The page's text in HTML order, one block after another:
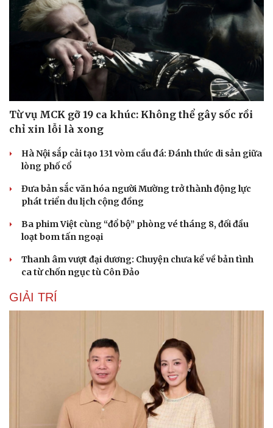
Podcast
Câu chuyện thời sự
Đọc truyện đêm khuya
Cửa sổ tình yêu
Kể chuyện cho bé
Từ vụ MCK gỡ 19 ca khúc: Không thể gây sốc rồi
chỉ xin lỗi là xong
Hà Nội sắp cải tạo 131 vòm cầu đá: Đánh thức di sản giữa
lòng phố cổ
Đưa bản sắc văn hóa người Mường trở thành động lực
phát triển du lịch cộng đồng
Ba phim Việt cùng “đổ bộ” phòng vé tháng 8, đối đầu
loạt bom tấn ngoại
Thanh âm vượt đại dương: Chuyện chưa kể về bản tình
ca từ chốn ngục tù Côn Đảo
GIẢI TRÍ